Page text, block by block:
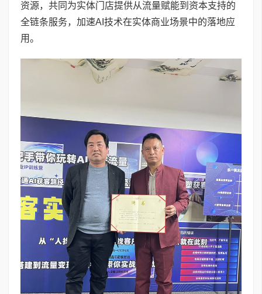
资源，共同为实体门店提供从流量赋能到资本支持的
全链条服务，加速AI技术在实体商业场景中的落地应
用。